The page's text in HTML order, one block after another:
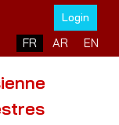
Login
Sélectionnez votre
FR AR EN